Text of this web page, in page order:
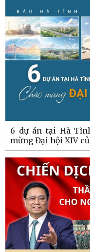
6 dự án tại Hà
mừng Đại hội XIV